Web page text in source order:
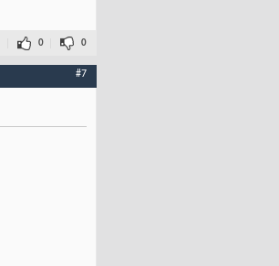
0 0
#7